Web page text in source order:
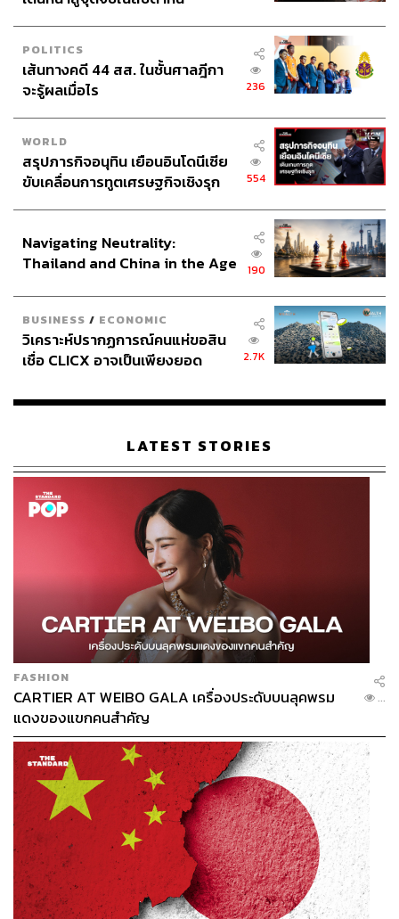
POLITICS
เส้นทางคดี 44 สส. ในชั้นศาลฎีกา
จะรู้ผลเมื่อไร
236
WORLD
สรุปภารกิจอนุทิน เยือนอินโดนีเซีย
ขับเคลื่อนการทูตเศรษฐกิจเชิงรุก
554
Navigating Neutrality:
Thailand and China in the Age
190
BUSINESS / ECONOMIC
วิเคราะห์ปรากฏการณ์คนแห่ขอสิน
เชื่อ CLICX อาจเป็นเพียงยอด
เรือนไทยที่ถูกซุกไว้
2.7K
LATEST STORIES
FASHION
CARTIER AT WEIBO GALA เครื่องประดับบนลุคพรม
แดงของแขกคนสำคัญ
...